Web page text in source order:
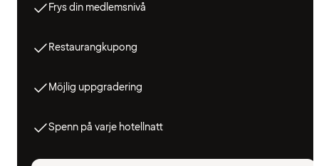
Frys din medlemsnivå
Restaurangkupong
Möjlig uppgradering
Spenn på varje hotellnatt